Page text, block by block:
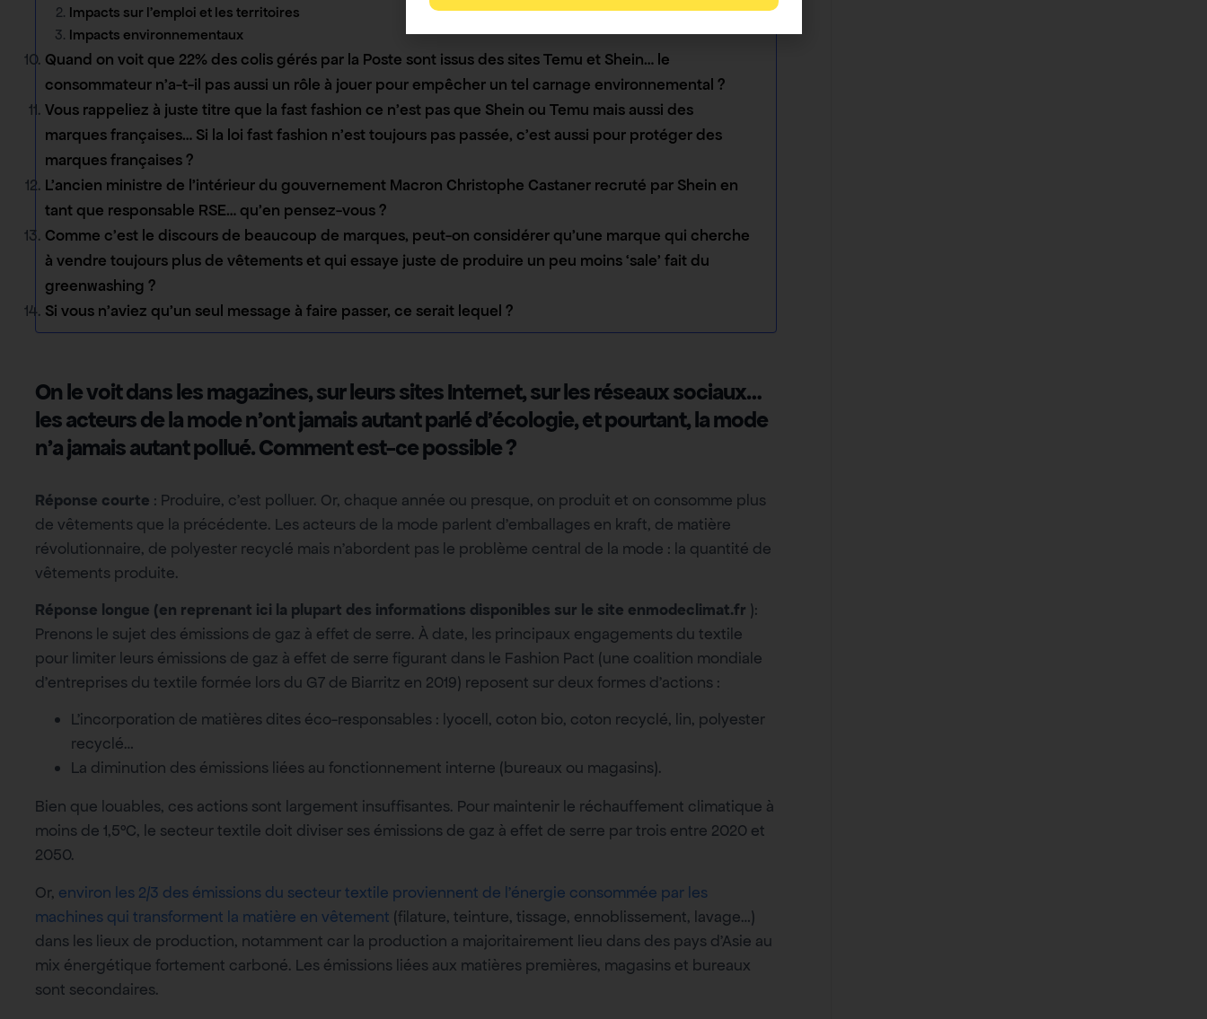
Impacts sur l’emploi et les territoires
Impacts environnementaux
Quand on voit que 22% des colis gérés par la Poste sont issus des sites Temu et Shein… le
consommateur n’a-t-il pas aussi un rôle à jouer pour empêcher un tel carnage environnemental ?
Vous rappeliez à juste titre que la fast fashion ce n’est pas que Shein ou Temu mais aussi des
marques françaises… Si la loi fast fashion n’est toujours pas passée, c’est aussi pour protéger des
marques françaises ?
L’ancien ministre de l’intérieur du gouvernement Macron Christophe Castaner recruté par Shein en
tant que responsable RSE… qu’en pensez-vous ?
Comme c’est le discours de beaucoup de marques, peut-on considérer qu’une marque qui cherche
à vendre toujours plus de vêtements et qui essaye juste de produire un peu moins ‘sale’ fait du
greenwashing ?
Si vous n’aviez qu’un seul message à faire passer, ce serait lequel ?
On le voit dans les magazines, sur leurs sites Internet, sur les réseaux sociaux…
les acteurs de la mode n’ont jamais autant parlé d’écologie, et pourtant, la mode
n’a jamais autant pollué. Comment est-ce possible ?
Réponse courte : Produire, c’est polluer. Or, chaque année ou presque, on produit et on consomme plus
de vêtements que la précédente. Les acteurs de la mode parlent d’emballages en kraft, de matière
révolutionnaire, de polyester recyclé mais n’abordent pas le problème central de la mode : la quantité de
vêtements produite.
Réponse longue (en reprenant ici la plupart des informations disponibles sur le site enmodeclimat.fr ):
Prenons le sujet des émissions de gaz à effet de serre. À date, les principaux engagements du textile
pour limiter leurs émissions de gaz à effet de serre figurant dans le Fashion Pact (une coalition mondiale
d’entreprises du textile formée lors du G7 de Biarritz en 2019) reposent sur deux formes d’actions :
L’incorporation de matières dites éco-responsables : lyocell, coton bio, coton recyclé, lin, polyester
recyclé…
La diminution des émissions liées au fonctionnement interne (bureaux ou magasins).
Bien que louables, ces actions sont largement insuffisantes. Pour maintenir le réchauffement climatique à
moins de 1,5°C, le secteur textile doit diviser ses émissions de gaz à effet de serre par trois entre 2020 et
2050.
Or, environ les 2/3 des émissions du secteur textile proviennent de l’énergie consommée par les
machines qui transforment la matière en vêtement (filature, teinture, tissage, ennoblissement, lavage…)
dans les lieux de production, notamment car la production a majoritairement lieu dans des pays d’Asie au
mix énergétique fortement carboné. Les émissions liées aux matières premières, magasins et bureaux
sont secondaires.